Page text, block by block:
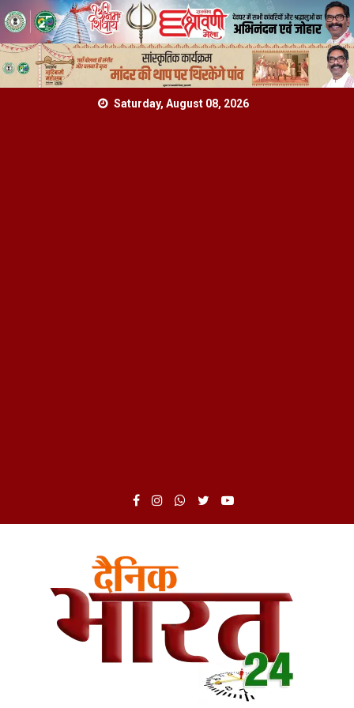
Saturday, August 08, 2026